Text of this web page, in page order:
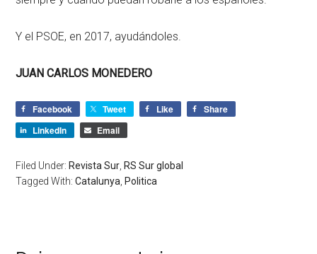
Y el PSOE, en 2017, ayudándoles.
JUAN CARLOS MONEDERO
Facebook Tweet Like
Share
LinkedIn
Email
Filed Under: Revista Sur RS Sur global
Tagged With:Catalunya Politica